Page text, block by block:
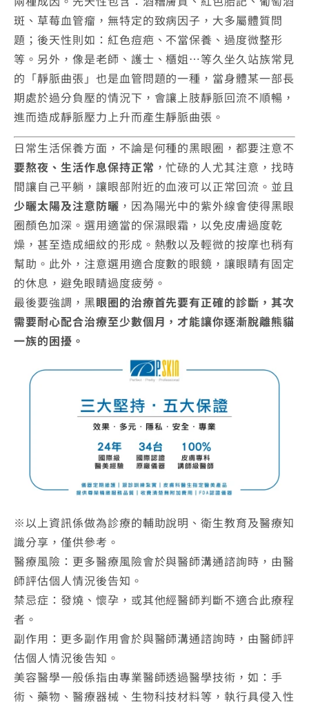
斑、草莓血管瘤，無特定的致病因子，大多屬體質問
題；後天性則如：紅色痘疤、不當保養、過度微整形
等。另外，像是老師、護士、櫃姐…等久坐久站族常見
的「靜脈曲張」也是血管問題的一種，當身體某一部長
期處於過分負壓的情況下，會讓上肢靜脈回流不順暢，
進而造成靜脈壓力上升而產生靜脈曲張。
日常生活保養方面，不論是何種的黑眼圈，都要注意不
要熬夜、生活作息保持正常 ，忙碌的人尤其注意，找時
間讓自己平躺，讓眼部附近的血液可以正常回流。並且
少曬太陽及注意防曬 ，因為陽光中的紫外線會使得黑眼
圈顏色加深。選用適當的保濕眼霜，以免皮膚過度乾
燥，甚至造成細紋的形成。熱敷以及輕微的按摩也稍有
幫助。此外，注意選用適合度數的眼鏡，讓眼睛有固定
的休息，避免眼睛過度疲勞。
最後要強調，黑眼圈的治療首先要有正確的診斷，其次
需要耐心配合治療至少數個月，才能讓你逐漸脫離熊貓
一族的困擾。
※以上資訊係做為診療的輔助說明、衛生教育及醫療知
識分享，僅供參考。
醫療風險：更多醫療風險會於與醫師溝通諮詢時，由醫
師評估個人情況後告知。
禁忌症：發燒、懷孕，或其他經醫師判斷不適合此療程
者。
副作用：更多副作用會於與醫師溝通諮詢時，由醫師評
估個人情況後告知。
美容醫學一般係指由專業醫師透過醫學技術，如：手
術、藥物、醫療器械、生物科技材料等，執行具侵入性